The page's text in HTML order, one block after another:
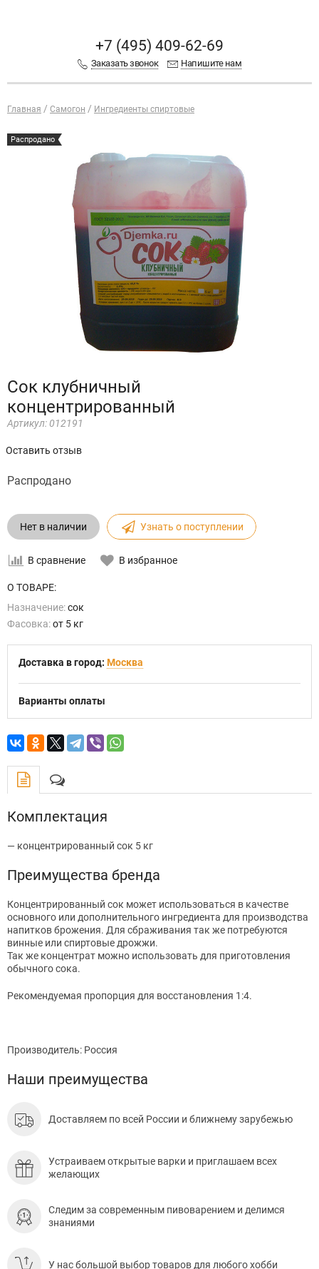
+7 (495) 409-62-69
Заказать звонок Напишите нам
Главная Самогон Ингредиенты спиртовые
Распродано
Сок клубничный
концентрированный
Артикул: 012191
Оставить отзыв
Распродано
Нет в наличии Узнать о поступлении
В сравнение В избранное
О ТОВАРЕ:
Назначение:сок
Фасовка:от 5 кг
Доставка в город: Москва
Варианты оплаты
Комплектация
— концентрированный сок 5 кг
Преимущества бренда
Концентрированный сок может использоваться в качестве
основного или дополнительного ингредиента для производства
напитков брожения. Для сбраживания так же потребуются
винные или спиртовые дрожжи.
Так же концентрат можно использовать для приготовления
обычного сока.
Рекомендуемая пропорция для восстановления 1:4.
Производитель: Россия
Наши преимущества
Доставляем по всей России и ближнему зарубежью
Устраиваем открытые варки и приглашаем всех
желающих
Следим за современным пивоварением и делимся
знаниями
У нас большой выбор товаров для любого хобби